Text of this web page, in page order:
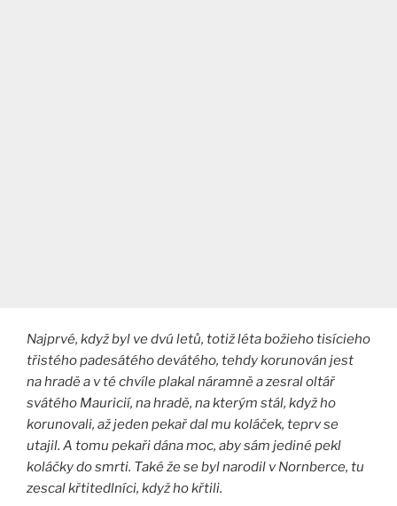
Najprvé, když byl ve dvú letů, totiž léta božieho tisícieho
třistého padesátého devátého, tehdy korunován jest
na hradě a v té chvíle plakal náramně a zesral oltář
svátého Mauricií, na hradě, na kterým stál, když ho
korunovali, až jeden pekař dal mu koláček, teprv se
utajil. A tomu pekaři dána moc, aby sám jediné pekl
koláčky do smrti. Také že se byl narodil v Nornberce, tu
zescal křtitedlníci, když ho křtili.